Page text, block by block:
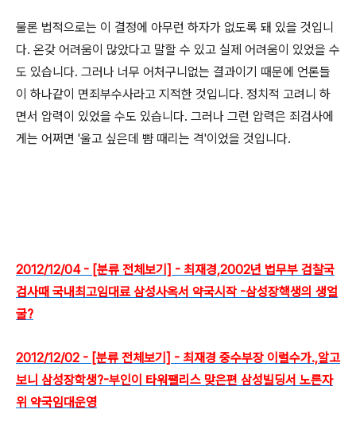
물론 법적으로는 이 결정에 아무런 하자가 없도록 돼 있을 것입니
다. 온갖 어려움이 많았다고 말할 수 있고 실제 어려움이 있었을 수
도 있습니다. 그러나 너무 어처구니없는 결과이기 때문에 언론들
이 하나같이 면죄부수사라고 지적한 것입니다. 정치적 고려니 하
면서 압력이 있었을 수도 있습니다. 그러나 그런 압력은 죄검사에
게는 어쩌면 '울고 싶은데 뺨 때리는 격'이었을 것입니다.
2012/12/04 - [분류 전체보기] - 최재경,2002년 법무부 검찰국
검사때 국내최고임대료 삼성사옥서 약국시작 -삼성장핵생의 생얼
굴?
2012/12/02 - [분류 전체보기] - 최재경 중수부장 이럴수가.,알고
보니 삼성장학생?-부인이 타워팰리스 맞은편 삼성빌딩서 노른자
위 약국임대운영